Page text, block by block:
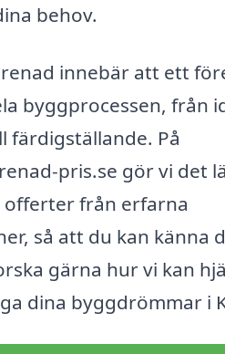
behov.
innebär att ett
byggprocessen, från
färdigställande. På
pris.se gör vi det
från erfarna
så att du kan känna
gärna hur vi kan
dina byggdrömmar i